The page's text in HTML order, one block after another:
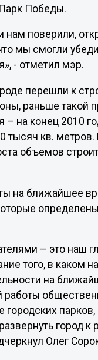
Победы.
нам поверили,
мы смогли
- отметил мэр.
перешли к
раньше такой
на конец 2010
тысяч кв.
объемов
на ближайшее
– это наш
того, в каком
на
городских
город к
Олег